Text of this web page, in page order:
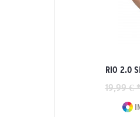
RIO 2.0
19,99 € *